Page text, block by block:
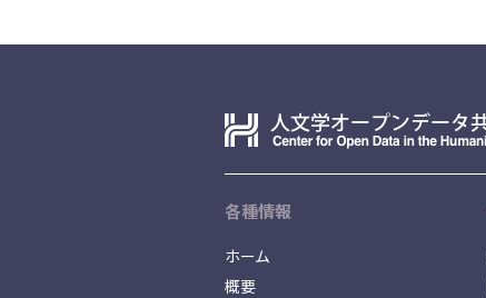
各種情報
ホーム
概要